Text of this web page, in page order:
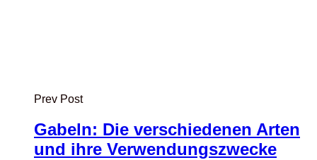
Prev Post
Gabeln: Die verschiedenen Arten
und ihre Verwendungszwecke